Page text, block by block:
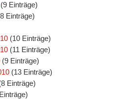
(9 Einträge)
Einträge)
(10 Einträge)
(11 Einträge)
(9 Einträge)
(13 Einträge)
Einträge)